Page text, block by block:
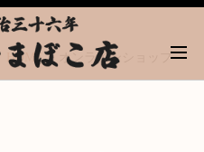
HOME オンラインショップ